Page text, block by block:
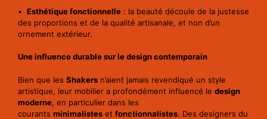
• Esthétique fonctionnelle : la beauté découle de la justesse
des proportions et de la qualité artisanale, et non d’un
ornement extérieur.
Une influence durable sur le design contemporain
Bien que les Shakers n’aient jamais revendiqué un style
artistique, leur mobilier a profondément influencé le design
moderne, en particulier dans les
courants minimalistes et fonctionnalistes. Des designers du